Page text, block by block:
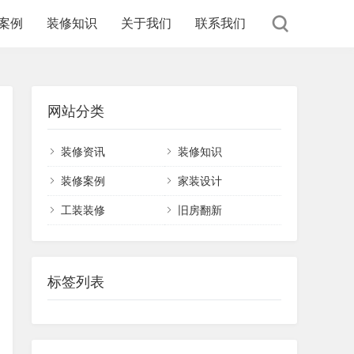
例 装修知识 关于我们 联系我们
网站分类
装修资讯 装修知识
装修案例 家装设计
工装装修 旧房翻新
标签列表